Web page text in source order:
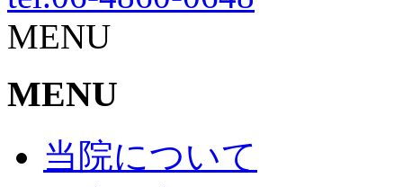
MENU
MENU
当院について